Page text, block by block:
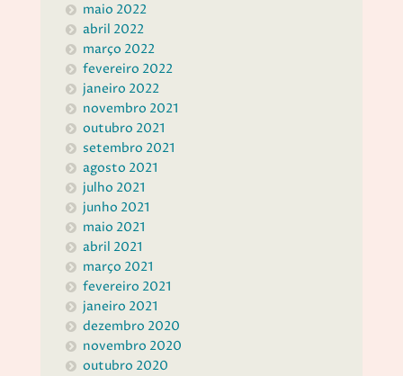
maio 2022
abril 2022
março 2022
fevereiro 2022
janeiro 2022
novembro 2021
outubro 2021
setembro 2021
agosto 2021
julho 2021
junho 2021
maio 2021
abril 2021
março 2021
fevereiro 2021
janeiro 2021
dezembro 2020
novembro 2020
outubro 2020